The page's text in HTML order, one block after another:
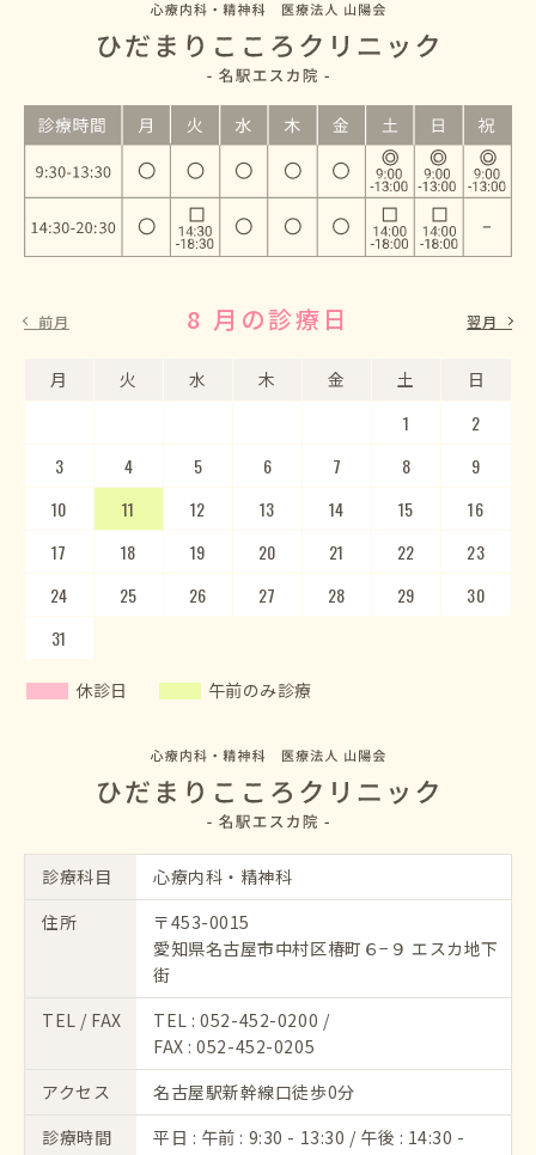
前月 8 月の診療日
月 火 水 木 金 土 日
1
2
3
4 5 6 7 8
9
10
11 12 13 14 15
16
17
18 19 20 21 22
23
24
25 26 27 28 29
30
31
9 月の診療日
月 火 水 木 金 土 日
5
6
7
8 9 10 11 12
13
14
15 16 17 18 19
20
21
22 23 24 25 26
27
28
29 30
翌月
休診日 午前のみ診療
診療科目
心療内科・精神科
住所
〒453-0015
愛知県名古屋市中村区椿町６−９ エスカ地下
街
TEL / FAX
TEL :052-452-0200 /
FAX : 052-452-0205
アクセス
名古屋駅新幹線口徒歩0分
診療時間
平日 : 午前 : 9:30 - 13:30 / 午後 : 14:30 -